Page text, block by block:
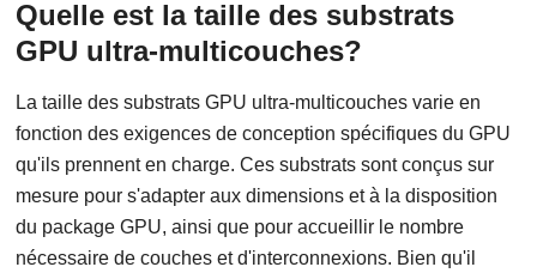
Quelle est la taille des substrats
GPU ultra-multicouches?
La taille des substrats GPU ultra-multicouches varie en
fonction des exigences de conception spécifiques du GPU
qu'ils prennent en charge. Ces substrats sont conçus sur
mesure pour s'adapter aux dimensions et à la disposition
du package GPU, ainsi que pour accueillir le nombre
nécessaire de couches et d'interconnexions. Bien qu'il